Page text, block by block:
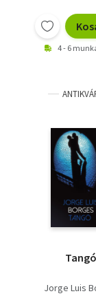
4 - 6
Tangó
Jorge Luis